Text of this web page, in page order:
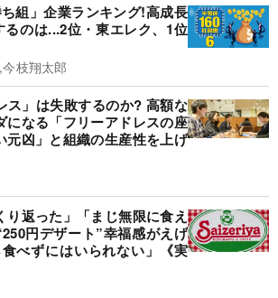
組」企業ランキング!高成長
のは...2位・東エレク、1位
枝翔太郎
ス」は失敗するのか? 高額な
になる「フリーアドレスの座
元凶」と組織の生産性を上げ
り返った」「まじ無限に食え
円デザート”幸福感がえげ
べずにはいられない」《実